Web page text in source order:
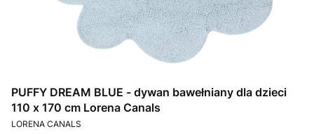
PUFFY DREAM BLUE - dywan bawełniany dla dzieci
110 x 170 cm Lorena Canals
PRODUCENT
LORENA CANALS